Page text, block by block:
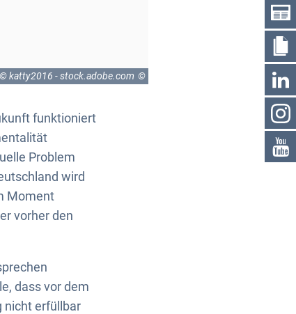
© katty2016 - stock.adobe.com
funktioniert
Problem
wird
Moment
vorher den
dass vor dem
nicht erfüllbar